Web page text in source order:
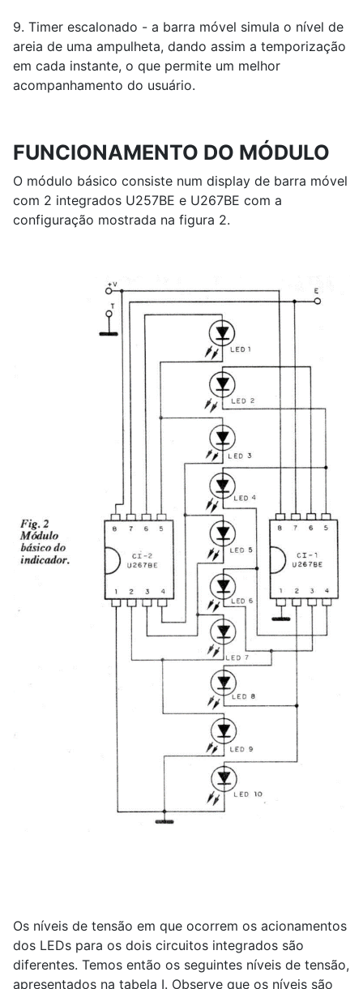
9. Timer escalonado - a barra móvel simula o nível de
areia de uma ampulheta, dando assim a temporização
em cada instante, o que permite um melhor
acompanhamento do usuário.
FUNCIONAMENTO DO MÓDULO
O módulo básico consiste num display de barra móvel
com 2 integrados U257BE e U267BE com a
configuração mostrada na figura 2.
Os níveis de tensão em que ocorrem os acionamentos
dos LEDs para os dois circuitos integrados são
diferentes. Temos então os seguintes níveis de tensão,
apresentados na tabela I. Observe que os níveis são